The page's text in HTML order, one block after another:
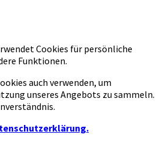
Cookies für persönliche
Funktionen.
auch verwenden, um
unseres Angebots zu sammeln.